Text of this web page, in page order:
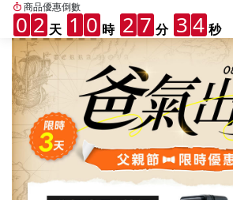
商品優惠倒數
0 2 1 0 2 7 3 1